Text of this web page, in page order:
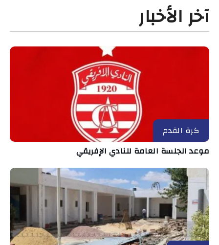
آخر الأخبار
كرة القدم
موعد الجلسة العامة للنادي الإفريقي